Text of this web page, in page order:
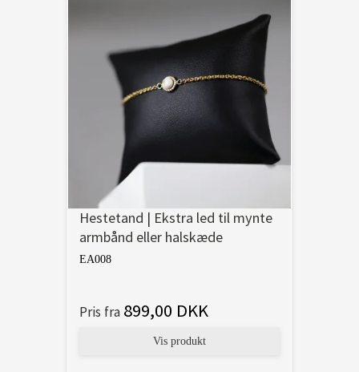
Hestetand | Ekstra led til mynte
armbånd eller halskæde
EA008
Pris fra 899,00 DKK
Vis produkt